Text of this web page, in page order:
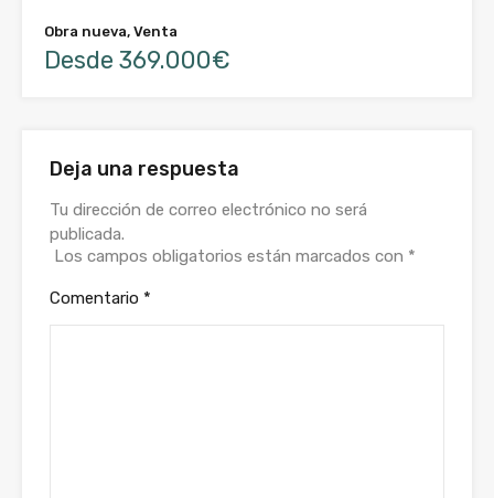
Obra nueva, Venta
Desde 369.000€
Deja una respuesta
Tu dirección de correo electrónico no será
publicada.
Los campos obligatorios están marcados con *
Comentario *